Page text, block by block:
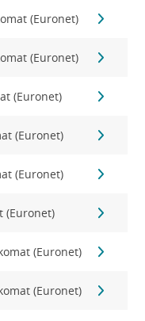
(Euronet)
(Euronet)
(Euronet)
(Euronet)
(Euronet)
(Euronet)
(Euronet)
(Euronet)